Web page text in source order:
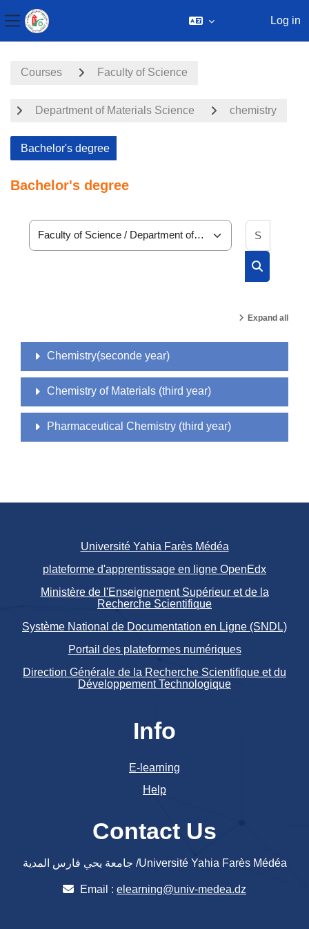
Side panel
Log in
Courses Faculty of Science
Department of Materials Science chemistry
Bachelor's degree
Bachelor's degree
Course categories
Expand all
Chemistry(seconde year)
Chemistry of Materials (third year)
Pharmaceutical Chemistry (third year)
Université Yahia Farès Médéa
plateforme d'apprentissage en ligne OpenEdx
Ministère de l'Enseignement Supérieur et de la
Recherche Scientifique
Système National de Documentation en Ligne (SNDL)
Portail des plateformes numériques
Direction Générale de la Recherche Scientifique et du
Développement Technologique
Info
E-learning
Help
Contact Us
جامعة يحي فارس المدية /Université Yahia Farès Médéa
Email : elearning@univ-medea.dz